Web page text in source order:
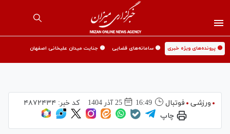
🟡 پرونده‌های ویژه خبری 🟡 سامانه‌های قضایی 🟡 جنایت میدان علیخانی اصفهان
ورزشی فوتبال 16:49 25 آذر 1404 کد خبر: ۴۸۷۲۴۳۴
چاپ